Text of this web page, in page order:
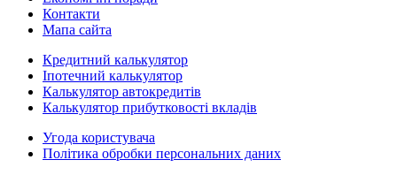
Контакти
Мапа сайта
Кредитний калькулятор
Іпотечний калькулятор
Калькулятор автокредитів
Калькулятор прибутковості вкладів
Угода користувача
Політика обробки персональних даних